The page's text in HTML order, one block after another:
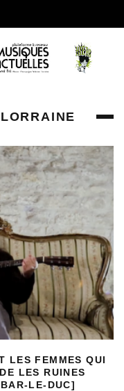
LES FEMMES QUI
LES RUINES
LE-DUC]